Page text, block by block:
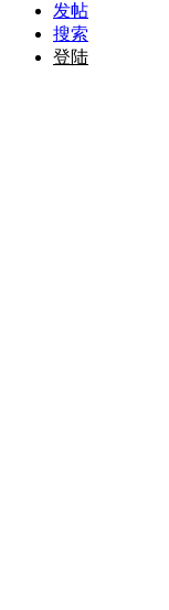
发帖
搜索
登陆